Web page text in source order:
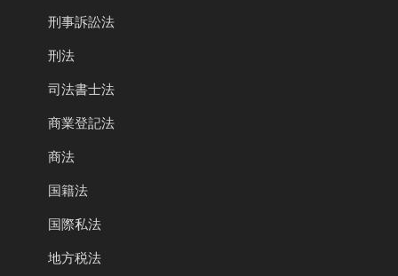
刑事訴訟法
刑法
司法書士法
商業登記法
商法
国籍法
国際私法
地方税法